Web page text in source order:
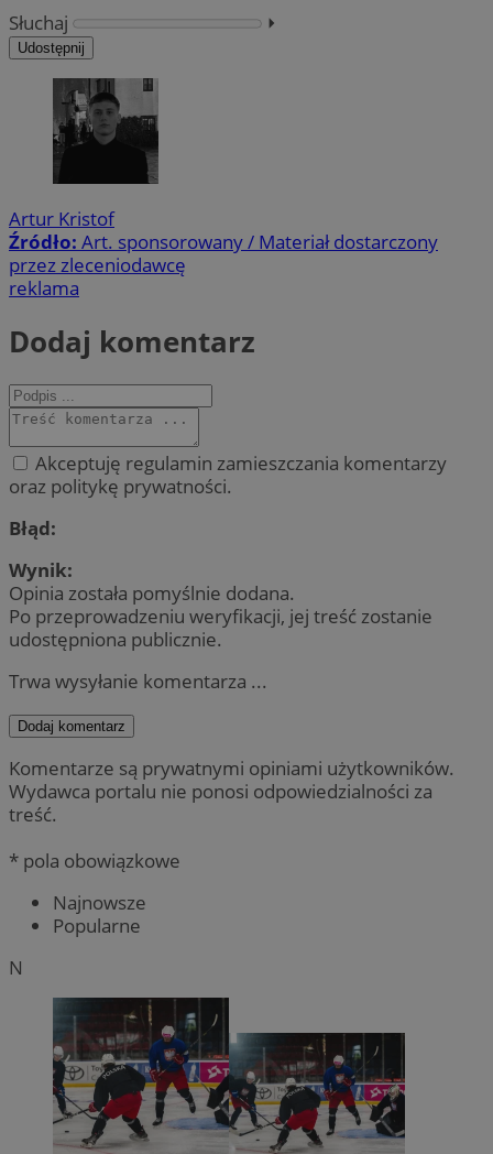
Słuchaj
⏵︎
Udostępnij
Artur Kristof
Źródło: Art. sponsorowany / Materiał dostarczony
przez zleceniodawcę
reklama
Dodaj komentarz
Akceptuję regulamin zamieszczania komentarzy
oraz politykę prywatności.
Błąd:
Wynik:
Opinia została pomyślnie dodana.
Po przeprowadzeniu weryfikacji, jej treść zostanie
udostępniona publicznie.
Trwa wysyłanie komentarza ...
Dodaj komentarz
Komentarze są prywatnymi opiniami użytkowników.
Wydawca portalu nie ponosi odpowiedzialności za
treść.
* pola obowiązkowe
Najnowsze
Popularne
N